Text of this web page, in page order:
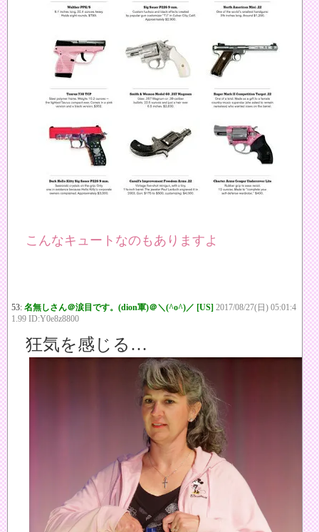
こんなキュートなのもありますよ
53: 名無しさん＠涙目です。(dion軍)＠＼(^o^)／ [US] 2017/08/27(日) 05:01:4
1.99 ID:Y0e8z8800
狂気を感じる…